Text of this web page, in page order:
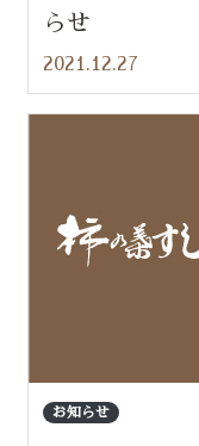
らせ
2021.12.27
お知らせ